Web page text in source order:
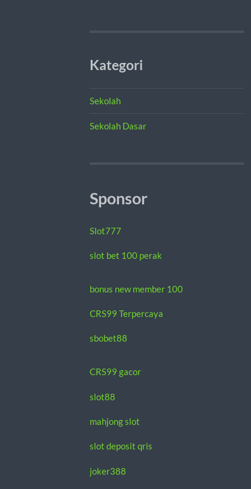
Kategori
Sekolah
Sekolah Dasar
Sponsor
Slot777
slot bet 100 perak
bonus new member 100
CRS99 Terpercaya
sbobet88
CRS99 gacor
slot88
mahjong slot
slot deposit qris
joker388